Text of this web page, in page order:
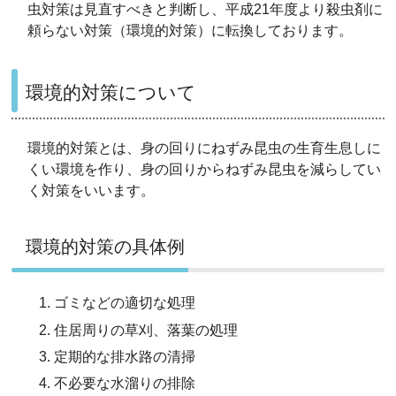
虫対策は見直すべきと判断し、平成21年度より殺虫剤に
頼らない対策（環境的対策）に転換しております。
環境的対策について
環境的対策とは、身の回りにねずみ昆虫の生育生息しに
くい環境を作り、身の回りからねずみ昆虫を減らしてい
く対策をいいます。
環境的対策の具体例
ゴミなどの適切な処理
住居周りの草刈、落葉の処理
定期的な排水路の清掃
不必要な水溜りの排除